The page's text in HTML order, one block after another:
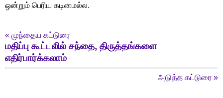
ஒன்றும் பெரிய கடினமல்ல.
« முந்தைய கட்டுரை
மதிப்பு கூட்டலில் சந்தை, திருத்தங்களை
எதிர்பார்க்கலாம்
அடுத்த கட்டுரை »